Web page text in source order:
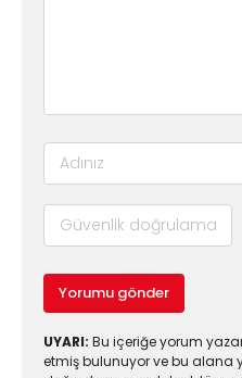
Yorumu gönder
UYARI: Bu içeriğe yorum
etmiş bulunuyor ve bu alana